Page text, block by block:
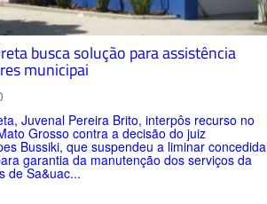
busca solução para assistência
municipai
Juvenal Pereira Brito, interpôs recurso no
Grosso contra a decisão do juiz
Bussiki, que suspendeu a liminar concedida
garantia da manutenção dos serviços da
de Sa&uac...